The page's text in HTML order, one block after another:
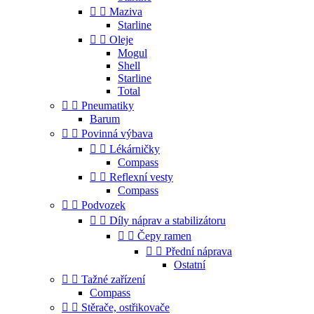
  Maziva
Starline
  Oleje
Mogul
Shell
Starline
Total
  Pneumatiky
Barum
  Povinná výbava
  Lékárničky
Compass
  Reflexní vesty
Compass
  Podvozek
  Díly náprav a stabilizátoru
  Čepy ramen
  Přední náprava
Ostatní
  Tažné zařízení
Compass
  Stěrače, ostřikovače